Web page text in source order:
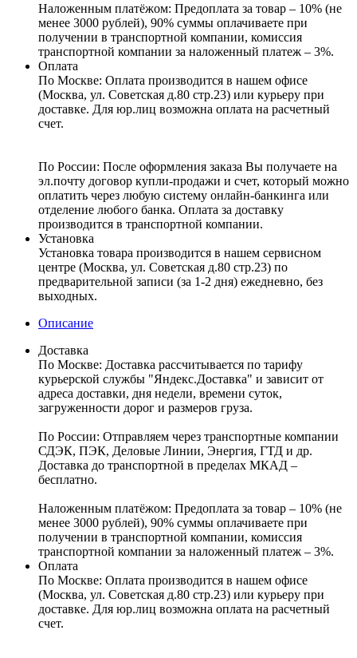
Наложенным платёжом: Предоплата за товар – 10% (не
менее 3000 рублей), 90% суммы оплачиваете при
получении в транспортной компании, комиссия
транспортной компании за наложенный платеж – 3%.
Оплата
По Москве: Оплата производится в нашем офисе
(Москва, ул. Советская д.80 стр.23) или курьеру при
доставке. Для юр.лиц возможна оплата на расчетный
счет.
По России: После оформления заказа Вы получаете на
эл.почту договор купли-продажи и счет, который можно
оплатить через любую систему онлайн-банкинга или
отделение любого банка. Оплата за доставку
производится в транспортной компании.
Установка
Установка товара производится в нашем сервисном
центре (Москва, ул. Советская д.80 стр.23) по
предварительной записи (за 1-2 дня) ежедневно, без
выходных.
Описание
Доставка
По Москве: Доставка рассчитывается по тарифу
курьерской службы "Яндекс.Доставка" и зависит от
адреса доставки, дня недели, времени суток,
загруженности дорог и размеров груза.
По России: Отправляем через транспортные компании
СДЭК, ПЭК, Деловые Линии, Энергия, ГТД и др.
Доставка до транспортной в пределах МКАД –
бесплатно.
Наложенным платёжом: Предоплата за товар – 10% (не
менее 3000 рублей), 90% суммы оплачиваете при
получении в транспортной компании, комиссия
транспортной компании за наложенный платеж – 3%.
Оплата
По Москве: Оплата производится в нашем офисе
(Москва, ул. Советская д.80 стр.23) или курьеру при
доставке. Для юр.лиц возможна оплата на расчетный
счет.